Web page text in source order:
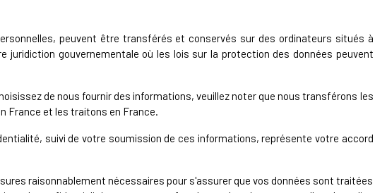
peuvent être transférés et conservés sur des ordinateurs situés à
juridiction gouvernementale où les lois sur la protection des données peuvent
de nous fournir des informations, veuillez noter que nous transférons les
France et les traitons en France.
suivi de votre soumission de ces informations, représente votre accord
raisonnablement nécessaires pour s'assurer que vos données sont traitées